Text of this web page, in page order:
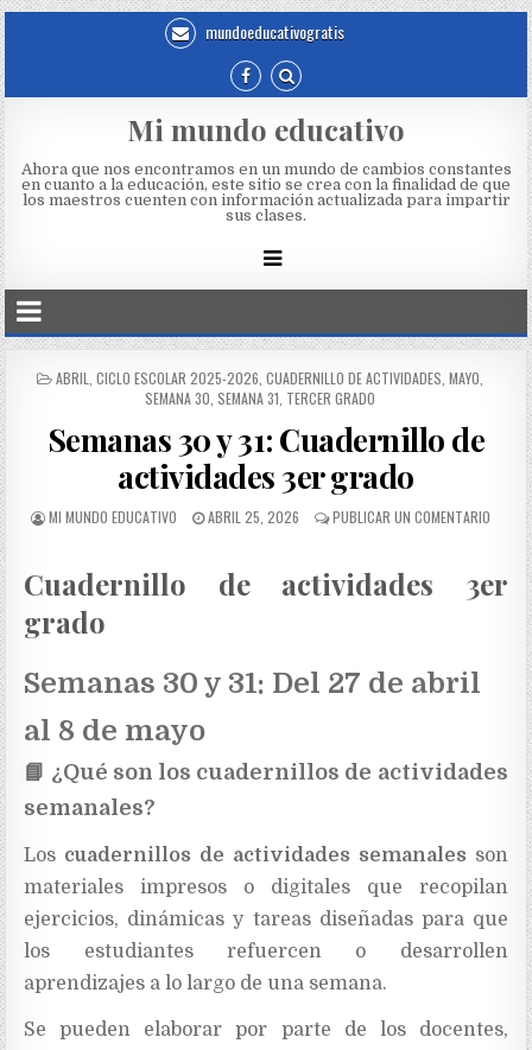
mundoeducativogratis
Mi mundo educativo
Ahora que nos encontramos en un mundo de cambios constantes
en cuanto a la educación, este sitio se crea con la finalidad de que
los maestros cuenten con información actualizada para impartir
sus clases.
ABRIL CICLO ESCOLAR 2025-2026 CUADERNILLO DE ACTIVIDADES MAYO
SEMANA 30 SEMANA 31 TERCER GRADO
Semanas 30 y 31: Cuadernillo de
actividades 3er grado
MI MUNDO EDUCATIVO ABRIL 25, 2026 PUBLICAR UN COMENTARIO
Cuadernillo de actividades 3er
grado
Semanas 30 y 31: Del 27 de abril
al 8 de mayo
📘 ¿Qué son los cuadernillos de actividades
semanales?
Los cuadernillos de actividades semanales son
materiales impresos o digitales que recopilan
ejercicios, dinámicas y tareas diseñadas para que
los estudiantes refuercen o desarrollen
aprendizajes a lo largo de una semana.
Se pueden elaborar por parte de los docentes,